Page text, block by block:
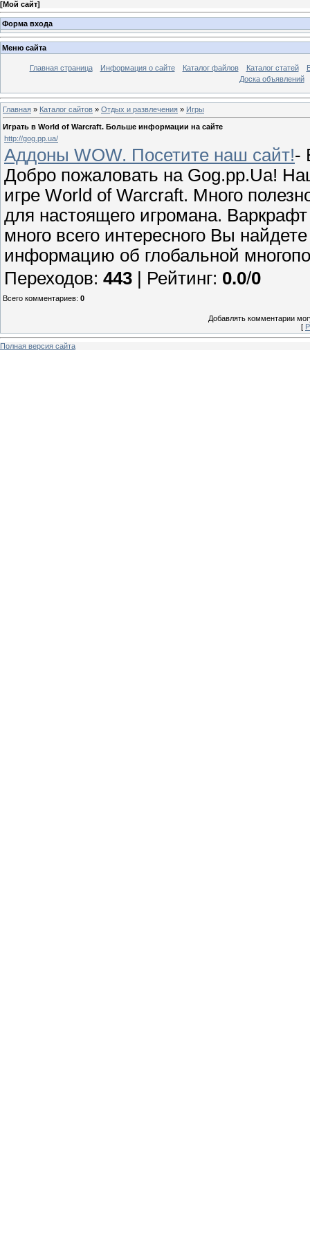
[Мой сайт]
Форма входа
Меню сайта
Главная страница Информация о сайте Каталог файлов Каталог статей
Доска объявлений
Главная » Каталог сайтов » Отдых и развлечения » Игры
Играть в World of Warcraft. Больше информации на сайте
http://gog.pp.ua/
Аддоны WOW. Посетите наш сайт!-
Добро пожаловать на Gog.pp.Ua!
игре World of Warcraft. Много
для настоящего игромана.
много всего интересного Вы
информацию об глобальной
Переходов: 443 | Рейтинг: 0.0/0
Всего комментариев: 0
Добавлять комментарии
[
Полная версия сайта